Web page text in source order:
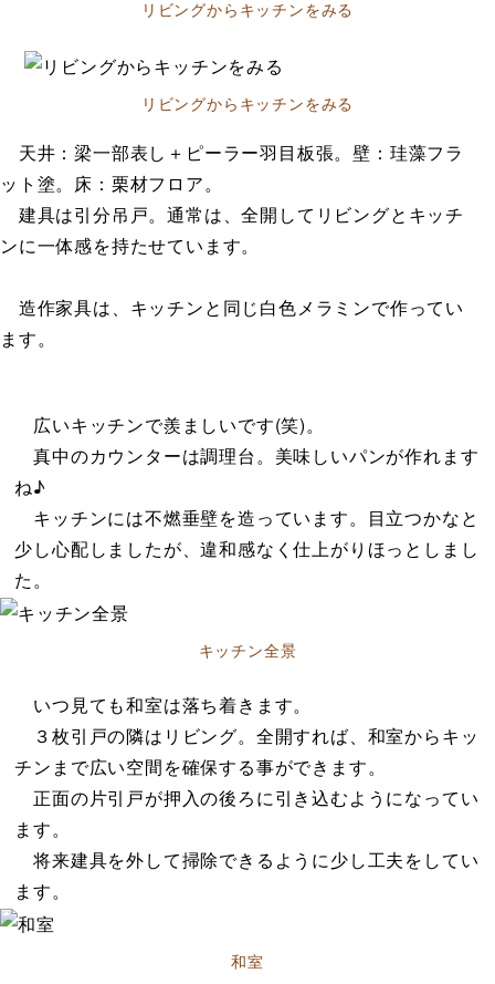
リビングからキッチンをみる
リビングからキッチンをみる
天井：梁一部表し＋ピーラー羽目板張。壁：珪藻フラ
ット塗。床：栗材フロア。
建具は引分吊戸。通常は、全開してリビングとキッチ
ンに一体感を持たせています。
造作家具は、キッチンと同じ白色メラミンで作ってい
ます。
広いキッチンで羨ましいです(笑)。
真中のカウンターは調理台。美味しいパンが作れます
ね♪
キッチンには不燃垂壁を造っています。目立つかなと
少し心配しましたが、違和感なく仕上がりほっとしまし
た。
キッチン全景
いつ見ても和室は落ち着きます。
３枚引戸の隣はリビング。全開すれば、和室からキッ
チンまで広い空間を確保する事ができます。
正面の片引戸が押入の後ろに引き込むようになってい
ます。
将来建具を外して掃除できるように少し工夫をしてい
ます。
和室